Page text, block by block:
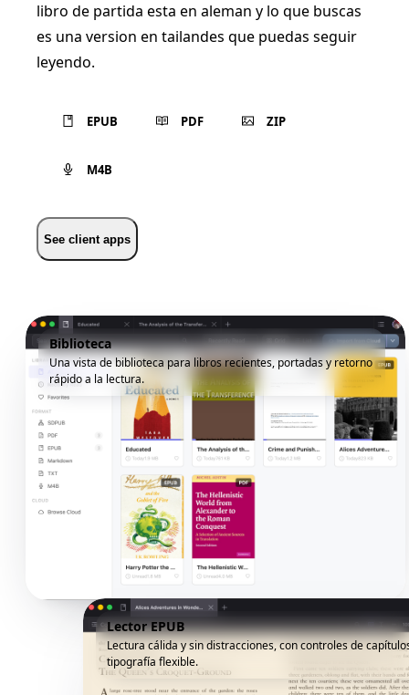
libro de partida esta en aleman y lo que buscas
es una version en tailandes que puedas seguir
leyendo.
EPUB PDF ZIP
M4B
See client apps
Biblioteca
Una vista de biblioteca para libros recientes, portadas y retorno
rápido a la lectura.
Lector EPUB
Lectura cálida y sin distracciones, con controles de
tipografía flexible.